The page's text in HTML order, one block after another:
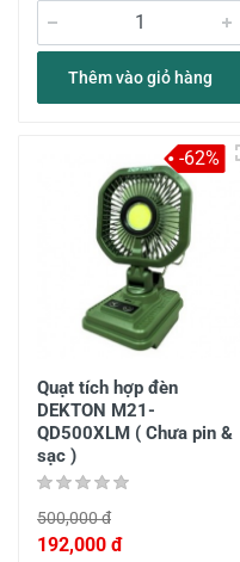
Thêm vào giỏ hàng
Quạt tích hợp đèn
DEKTON M21-
QD500XLM ( Chưa pin &
sạc )
500,000 đ
192,000 đ
-62%